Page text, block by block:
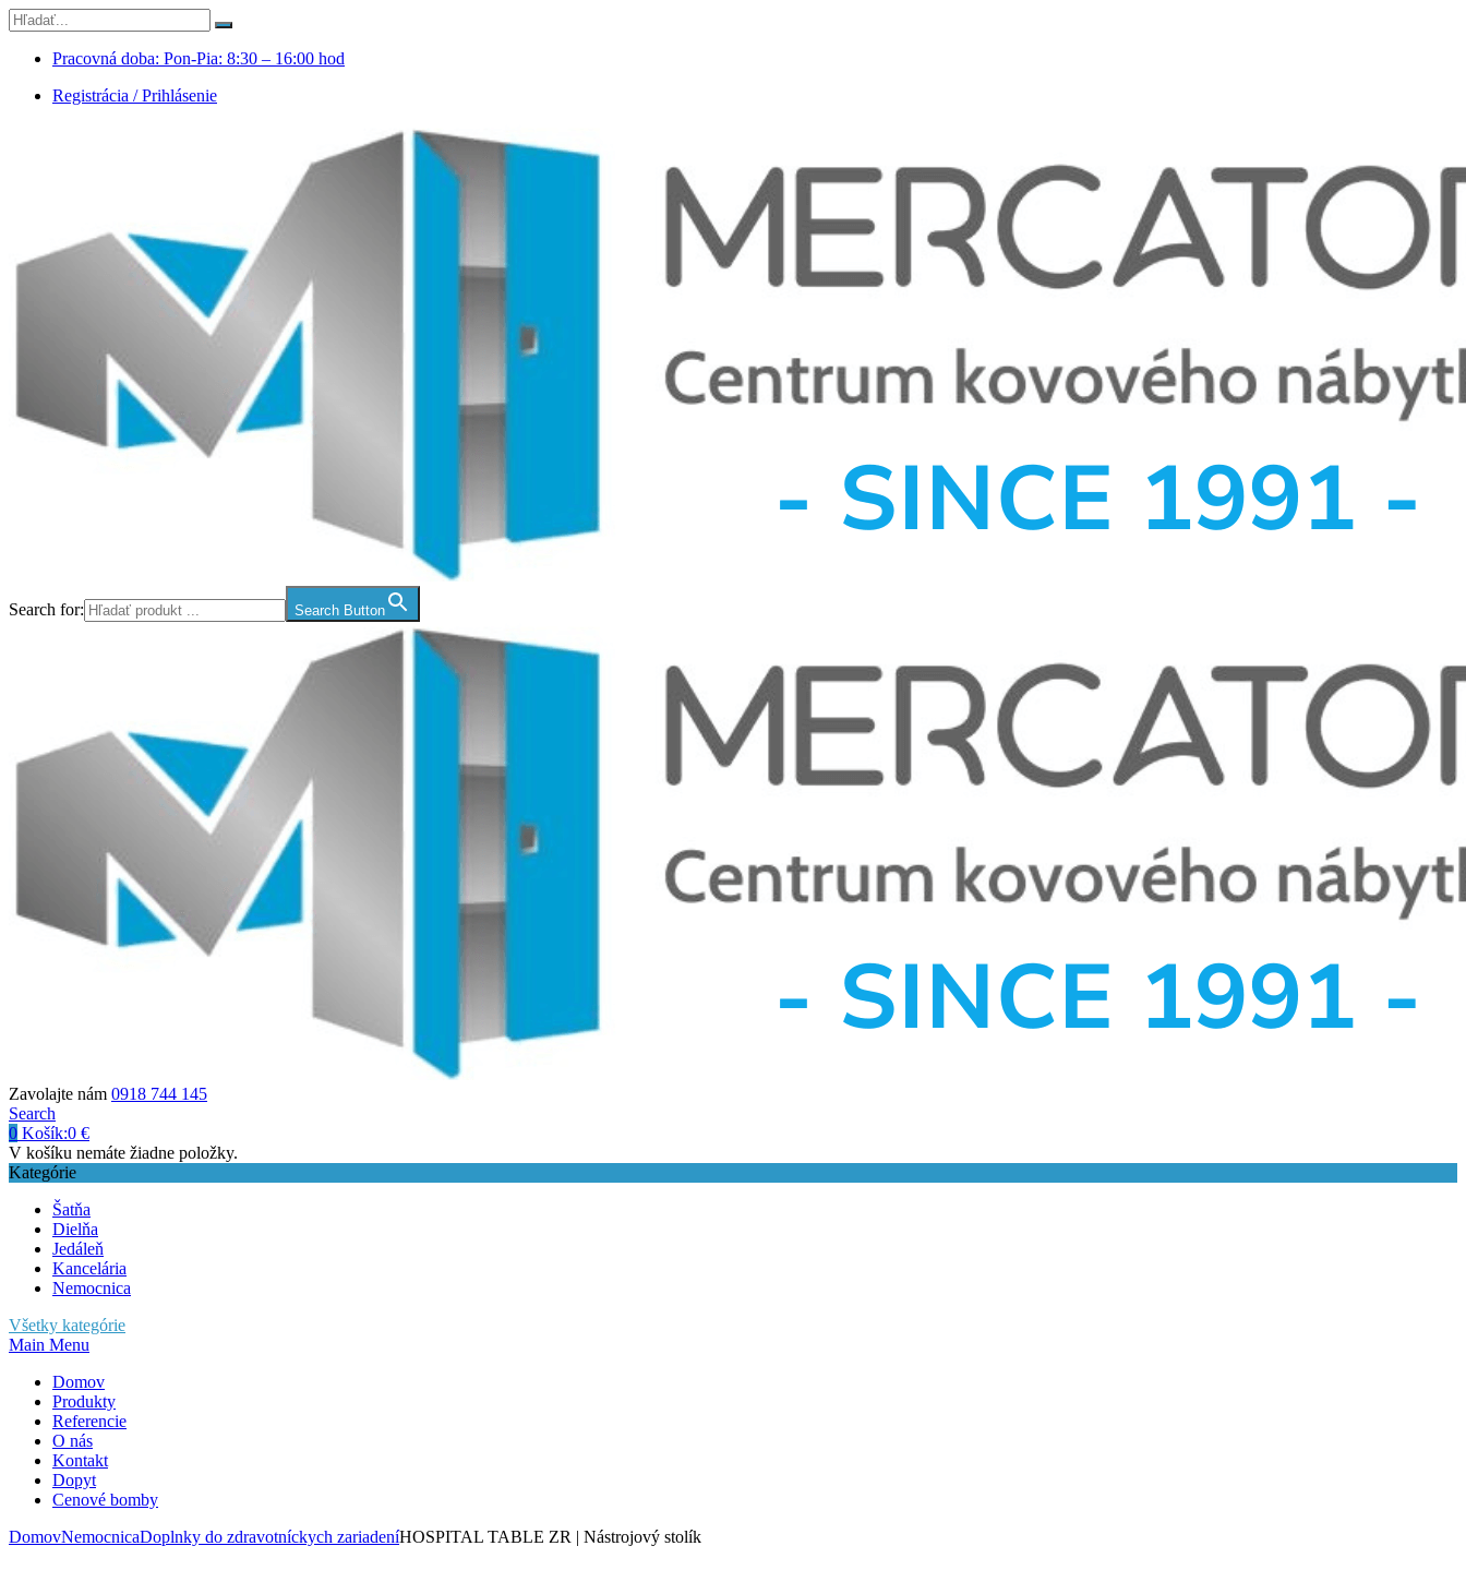
Pracovná doba: Pon-Pia: 8:30 – 16:00 hod
Registrácia / Prihlásenie
Search for: Search Button
Zavolajte nám 0918 744 145
Search
0 Košík:0 €
V košíku nemáte žiadne položky.
Kategórie
Šatňa
Dielňa
Jedáleň
Kancelária
Nemocnica
Všetky kategórie
Main Menu
Domov
Produkty
Referencie
O nás
Kontakt
Dopyt
Cenové bomby
DomovNemocnicaDoplnky do zdravotníckych zariadeníHOSPITAL TABLE ZR | Nástrojový stolík